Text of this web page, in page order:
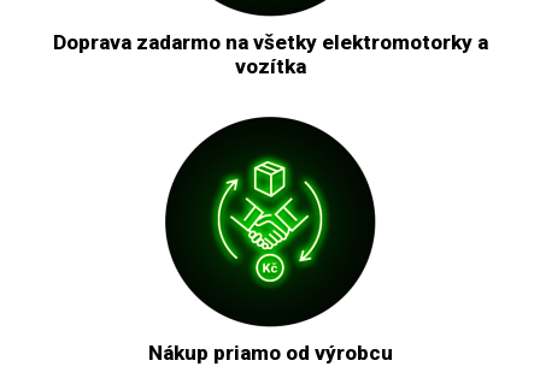
Doprava zadarmo na všetky elektromotorky a
vozítka
Nákup priamo od výrobcu